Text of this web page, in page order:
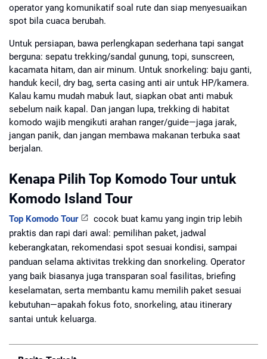
operator yang komunikatif soal rute dan siap menyesuaikan
spot bila cuaca berubah.
Untuk persiapan, bawa perlengkapan sederhana tapi sangat
berguna: sepatu trekking/sandal gunung, topi, sunscreen,
kacamata hitam, dan air minum. Untuk snorkeling: baju ganti,
handuk kecil, dry bag, serta casing anti air untuk HP/kamera.
Kalau kamu mudah mabuk laut, siapkan obat anti mabuk
sebelum naik kapal. Dan jangan lupa, trekking di habitat
komodo wajib mengikuti arahan ranger/guide—jaga jarak,
jangan panik, dan jangan membawa makanan terbuka saat
berjalan.
Kenapa Pilih Top Komodo Tour untuk
Komodo Island Tour
Top Komodo Tour
cocok buat kamu yang ingin trip lebih
praktis dan rapi dari awal: pemilihan paket, jadwal
keberangkatan, rekomendasi spot sesuai kondisi, sampai
panduan selama aktivitas trekking dan snorkeling. Operator
yang baik biasanya juga transparan soal fasilitas, briefing
keselamatan, serta membantu kamu memilih paket sesuai
kebutuhan—apakah fokus foto, snorkeling, atau itinerary
santai untuk keluarga.